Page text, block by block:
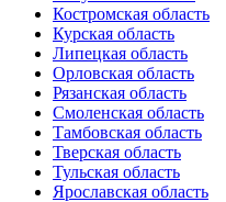
Костромская область
Курская область
Липецкая область
Орловская область
Рязанская область
Смоленская область
Тамбовская область
Тверская область
Тульская область
Ярославская область